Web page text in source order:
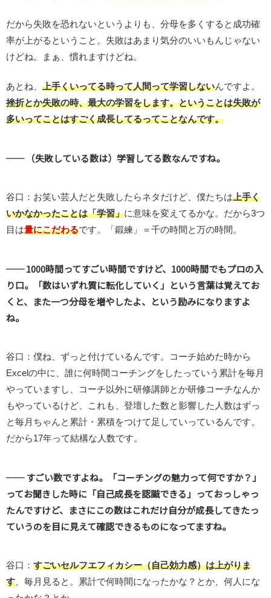
だから失敗を恐れないというよりも、分母を多くすると成功確
率が上がるということ。失敗はあまり気分のいいもんじゃない
けどね。まぁ、慣れますけどね。
あとね、 上手くいってる時って人間って学習しないんですよ。
挫折とか失敗の時、最大の学習をします。ということは失敗が
多いってことはすごく成長してるってことなんです。
── （失敗している数は）学習してる数なんですね。
谷口：お笑い芸人だと失敗したらネタだけど、僕たちは上手く
いかなかったことは「学習」に意味を変えてるかな。だから3つ
目は量にこだわるです。「鍛練」＝千の時間と万の時間。
── 1000時間ってすごい時間ですけど、1000時間でもプロの入
り口。「数はいずれ質に転化していく」という言葉は覚えてお
くと、また一つ分母を増やしたよ、という励みになりますよ
ね。
谷口：僕ね、ずっと付けているんです。コーチ始めた時から
Excelの中に、誰に何時間コーチングをしたっていう累計を毎月
やっていますし、コーチ以外に研修講師とか研修コーチなんか
もやっているけど、これも、登壇した数と影響した人数はずっ
と毎月ちゃんと累計・累積をつけて足していっているんです。
だから17年って結構な人数です。
── すごい数ですよね。「コーチングの魅力って何ですか？」
ってお聞きした時に「自己成長を認識できる」っておっしゃっ
たんですけど、まさにこの数はこれだけ自分が成長してきたっ
ていうのを目に見えて確認できるものになってますね。
谷口： すごいセルフエフィカシー（自己効力感）は上がりま
す 、毎月見ると。累計で何時間になったかな？とか、何人にな